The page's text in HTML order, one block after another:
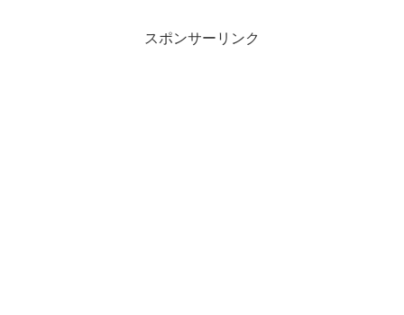
スポンサーリンク